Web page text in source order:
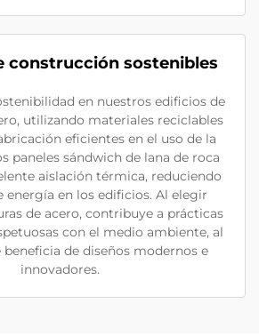
construcción sostenibles
en nuestros edificios de
utilizando materiales reciclables
eficientes en el uso de la
paneles sándwich de lana de roca
aislación térmica, reduciendo
energía en los edificios. Al elegir
de acero, contribuye a prácticas
con el medio ambiente, al
de diseños modernos e
innovadores.